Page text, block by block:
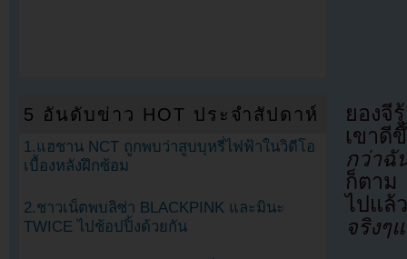
ยองจี
เขาดี
กว่าฉั
ก็ตาม
ไปแล้
จริงๆ
5 อันดับข่าว HOT ประจำสัปดาห์
1.แฮชาน NCT ถูกพบว่าสูบบุหรี่ไฟฟ้าในวิดีโอ
เบื้องหลังฝึกซ้อม
2.ชาวเน็ตพบลิซ่า BLACKPINK และมินะ
TWICE ไปช้อปปิ้งด้วยกัน